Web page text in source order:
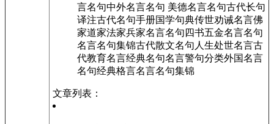
言名句中外名言名句 美德名言名句古代长句
译注古代名句手册国学句典传世劝诫名言佛
家道家法家兵家名言名句四书五金名言名句
名言名句集锦古代散文名句人生处世名言古
代教育名言经典名句名言警句分类外国名言
名句经典格言名言名句集锦
文章列表：